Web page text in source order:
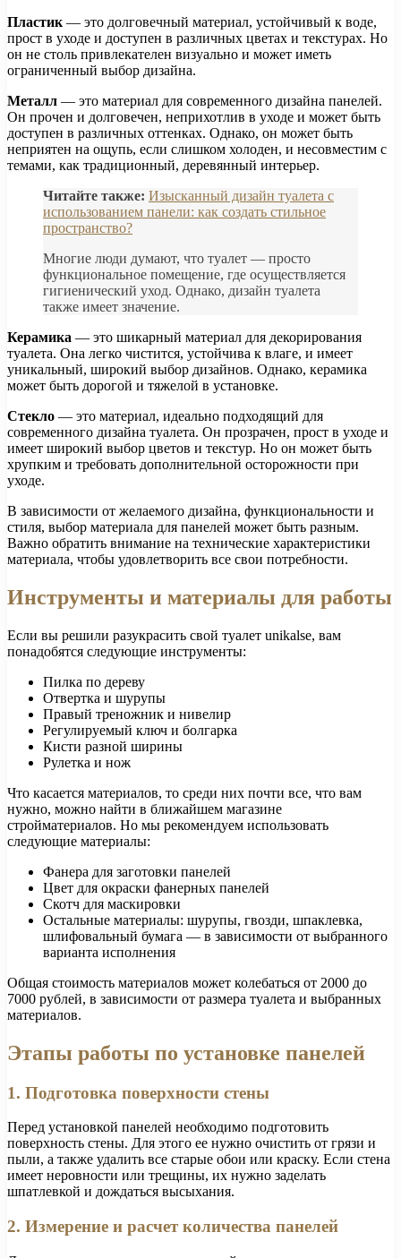
Пластик — это долговечный материал, устойчивый к воде,
прост в уходе и доступен в различных цветах и текстурах. Но
он не столь привлекателен визуально и может иметь
ограниченный выбор дизайна.
Металл — это материал для современного дизайна панелей.
Он прочен и долговечен, неприхотлив в уходе и может быть
доступен в различных оттенках. Однако, он может быть
неприятен на ощупь, если слишком холоден, и несовместим с
темами, как традиционный, деревянный интерьер.
Читайте также: Изысканный дизайн туалета с
использованием панели: как создать стильное
пространство?
Многие люди думают, что туалет — просто
функциональное помещение, где осуществляется
гигиенический уход. Однако, дизайн туалета
также имеет значение.
Керамика — это шикарный материал для декорирования
туалета. Она легко чистится, устойчива к влаге, и имеет
уникальный, широкий выбор дизайнов. Однако, керамика
может быть дорогой и тяжелой в установке.
Стекло — это материал, идеально подходящий для
современного дизайна туалета. Он прозрачен, прост в уходе и
имеет широкий выбор цветов и текстур. Но он может быть
хрупким и требовать дополнительной осторожности при
уходе.
В зависимости от желаемого дизайна, функциональности и
стиля, выбор материала для панелей может быть разным.
Важно обратить внимание на технические характеристики
материала, чтобы удовлетворить все свои потребности.
Инструменты и материалы для работы
Если вы решили разукрасить свой туалет unikalse, вам
понадобятся следующие инструменты:
Пилка по дереву
Отвертка и шурупы
Правый треножник и нивелир
Регулируемый ключ и болгарка
Кисти разной ширины
Рулетка и нож
Что касается материалов, то среди них почти все, что вам
нужно, можно найти в ближайшем магазине
стройматериалов. Но мы рекомендуем использовать
следующие материалы:
Фанера для заготовки панелей
Цвет для окраски фанерных панелей
Скотч для маскировки
Остальные материалы: шурупы, гвозди, шпаклевка,
шлифовальный бумага — в зависимости от выбранного
варианта исполнения
Общая стоимость материалов может колебаться от 2000 до
7000 рублей, в зависимости от размера туалета и выбранных
материалов.
Этапы работы по установке панелей
1. Подготовка поверхности стены
Перед установкой панелей необходимо подготовить
поверхность стены. Для этого ее нужно очистить от грязи и
пыли, а также удалить все старые обои или краску. Если стена
имеет неровности или трещины, их нужно заделать
шпатлевкой и дождаться высыхания.
2. Измерение и расчет количества панелей